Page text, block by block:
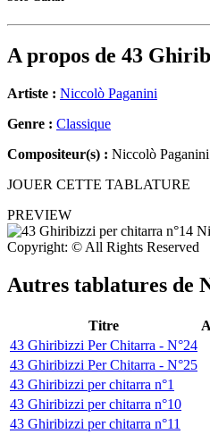
A propos de 43
Artiste : Niccolò Paganini
Genre : Classique
Compositeur(s) : Niccolò Paganini
JOUER CETTE TABLATURE
PREVIEW
Copyright: © All Rights Reserved
Autres tablatures de
Titre
43 Ghiribizzi Per Chitarra - N°24
43 Ghiribizzi Per Chitarra - N°25
43 Ghiribizzi per chitarra n°1
43 Ghiribizzi per chitarra n°10
43 Ghiribizzi per chitarra n°11